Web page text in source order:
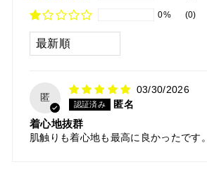
0% (0)
Sort by
匿
03/30/2026
匿名
着心地抜群
肌触りも着心地も最高に良かったです。